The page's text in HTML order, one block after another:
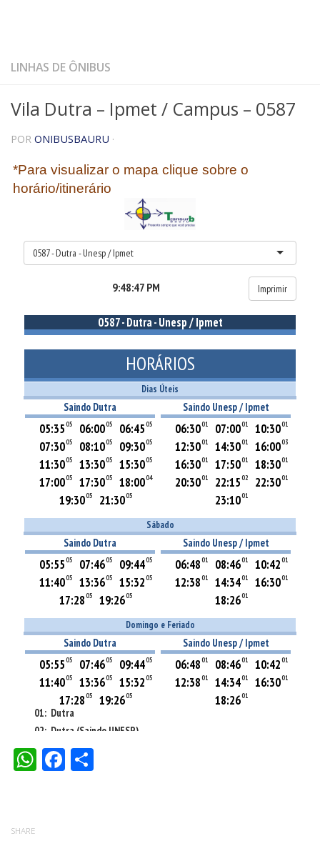
LINHAS DE ÔNIBUS
Vila Dutra – Ipmet / Campus – 0587
POR ONIBUSBAURU ·
WhatsApp
Facebook
SHARE